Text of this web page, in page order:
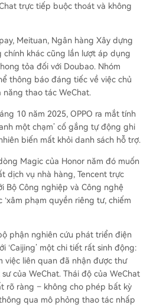
trực tiếp buộc thoát và không
Meituan, Ngân hàng Xây dựng
chính khác cũng lần lượt áp dụng
tỏa đối với Doubao. Nhóm
thông báo đáng tiếc về việc chủ
thao tác WeChat.
10 năm 2025, OPPO ra mắt tính
một chạm’ cố gắng tự động ghi
biến mất khỏi danh sách hỗ trợ.
Magic của Honor năm đó muốn
dịch vụ nhà hàng, Tencent trực
Bộ Công nghiệp và Công nghệ
‘xâm phạm quyền riêng tư, chiếm
phận nghiên cứu phát triển điện
‘Caijing’ một chi tiết rất sinh động:
việc liên quan đã nhận được thư
của WeChat. Thái độ của WeChat
rõ ràng – không cho phép bất kỳ
qua mô phỏng thao tác nhấp